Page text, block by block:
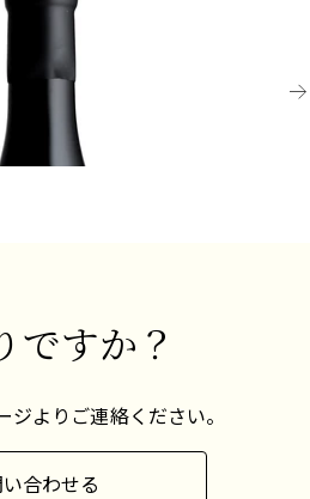
プフレンツァーレーベンは
トライベルの濃い褐色の粘
ノ・グリに、オーベラー・
ュテグレベンの石灰質の白
ュルツトラミネールに最適
言えます。
インファルツとバーデン地
イタリアのアルト・アディ
ストラリア、ニュージーラ
アにも少量栽培されていま
ツ語で「香辛料」を意味し
ミネール・ドゥ・ロルシュ
ュ・タルディヴ、ローリー
ですか？
ジよりご連絡ください。
い合わせる